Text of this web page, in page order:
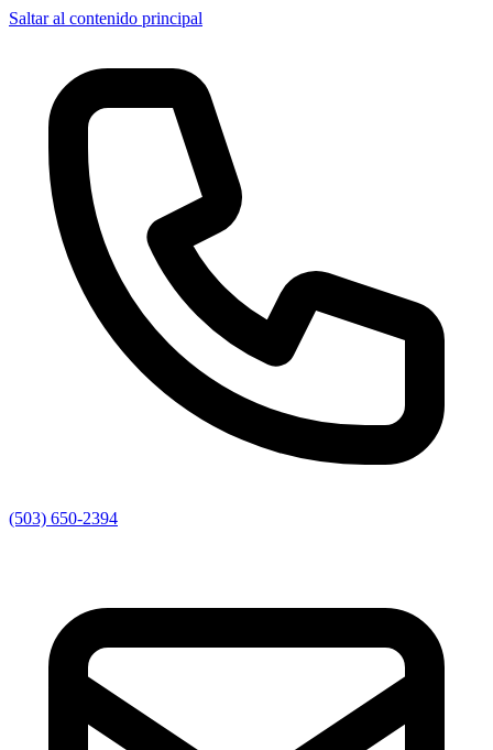
Saltar al contenido principal
(503) 650-2394